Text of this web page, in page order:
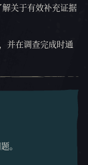
解关于有效补充证据
并在调查完成时通
。